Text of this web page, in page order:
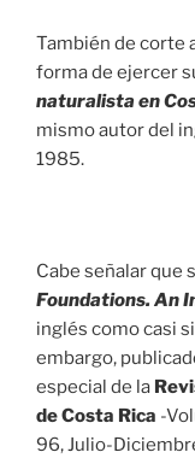
También de corte
forma de ejercer
naturalista en
mismo autor del
1985.
Cabe señalar que
Foundations. An
inglés como casi
embargo,
especial de la
de Costa Rica -
96, Julio-